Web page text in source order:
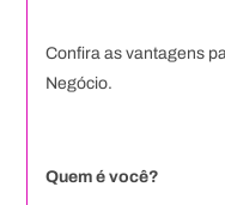
Confira as vantagens
Negócio.
Quem é você?